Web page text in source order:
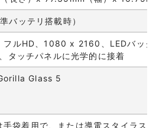
バッテリ搭載時）
フルHD、1080 x 2160、LEDバック
タッチパネルに光学的に接着
Glass 5
手袋着用で、または導電スタイラス